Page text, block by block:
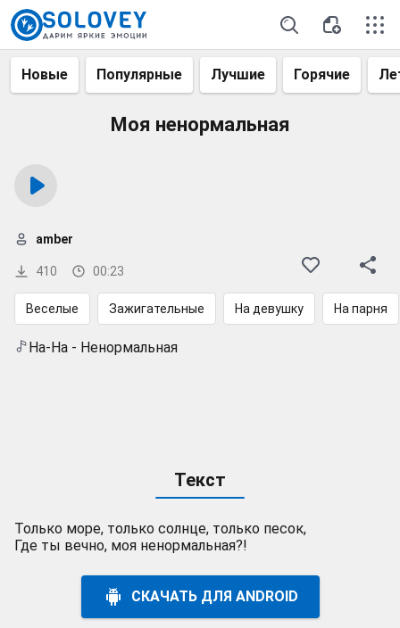
Новые Популярные Лучшие Горячие
Моя ненормальная
410 00:23
amber
Веселые Зажигательные На девушку На парня
На-На - Ненормальная
Текст
Только море, только солнце, только песок,
Где ты вечно, моя ненормальная?!
СКАЧАТЬ ДЛЯ ANDROID